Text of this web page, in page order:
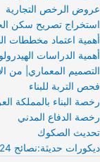
عروض الرخص التجارية
استخراج تصريح سكن
أهمية اعتماد مخططات
أهمية الدراسات
التصميم المعماري| من
فحص التربة للبناء
رخصة البناء بالمملكة
رخصة الدفاع المدني
تحديث الصكوك
ديكورات حديثة:نصائح 2024